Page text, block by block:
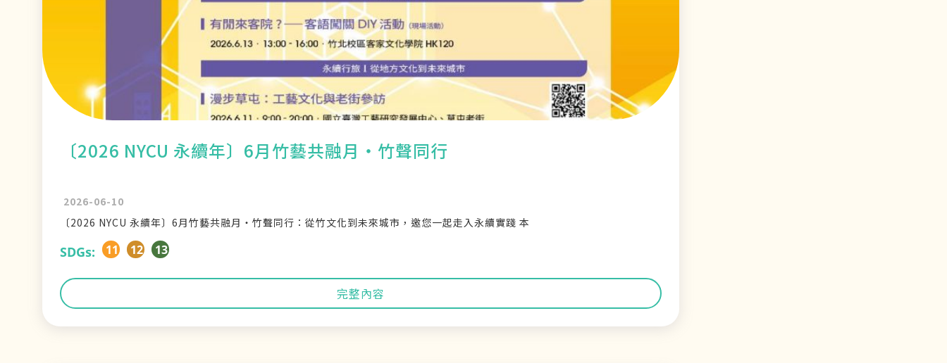
〔2026 NYCU 永續年〕6月竹藝共融月・竹聲同行
2026-06-10
〔2026 NYCU 永續年〕6月竹藝共融月・竹聲同行：從竹文化到未來城市，邀您一起走入永續實踐 本
SDGs: 11 12 13
完整內容